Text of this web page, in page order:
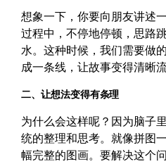
想象一下，你要向朋友讲述
过程中，不停地停顿，思路
水。这种时候，我们需要做
成一条线，让故事变得清晰流
二、让想法变得有条理
为什么会这样呢？因为脑子
统的整理和思考。就像拼图
幅完整的图画。要解决这个